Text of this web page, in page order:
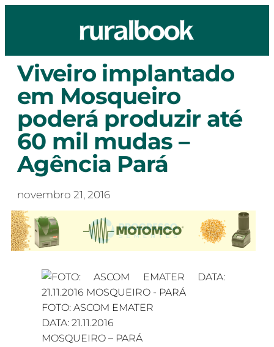
Viveiro implantado
em Mosqueiro
poderá produzir até
60 mil mudas –
Agência Pará
novembro 21, 2016
FOTO: ASCOM EMATER
DATA: 21.11.2016
MOSQUEIRO – PARÁ